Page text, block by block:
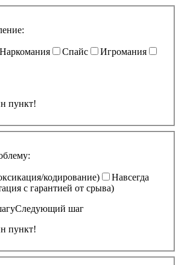
Наркомания Спайс
Игромания
пункт!
кодирование)
Навсегда
с гарантией от срыва)
Следующий шаг
пункт!